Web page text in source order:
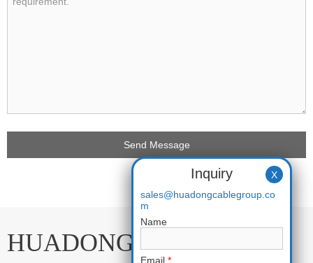
HUADONG CABLE
Inquiry
sales@huadongcablegroup.co
m
Name
Email *
X